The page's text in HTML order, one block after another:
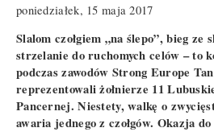
poniedziałek, 15 maja 2017
Slalom czołgiem „na ślepo”, bieg
strzelanie do ruchomych celów – to
podczas zawodów Strong Europe
reprezentowali żołnierze 11
Pancernej. Niestety, walkę o
awaria jednego z czołgów. Okazja